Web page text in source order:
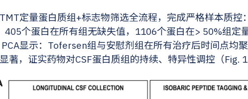
定量蛋白质组+标志物筛选全流程，完成严格样本质控
405个蛋白在所有组无缺失值，1106个蛋白在> 50%组定
显示：Tofersen组与安慰剂组在所有治疗后时间点均
著，证实药物对CSF蛋白质组的持续、特异性调控（Fig.